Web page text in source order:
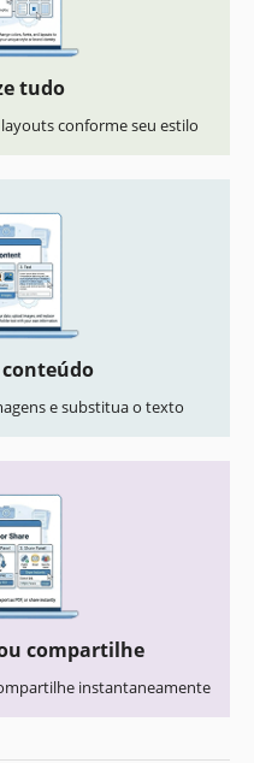
tudo
conforme seu estilo
e substitua o texto
compartilhe
instantaneamente